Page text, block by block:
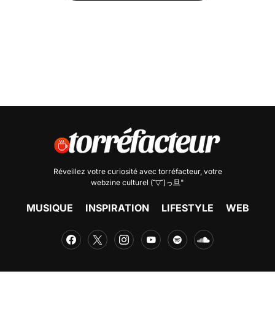
Réveillez votre curiosité avec torréfacteur, votre
webzine culturel (˘▽˘)っ旦"
MUSIQUE INSPIRATION LIFESTYLE WEB